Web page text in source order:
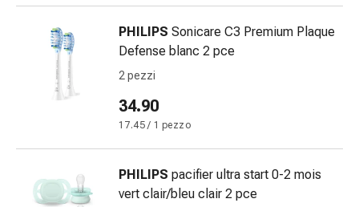
Bach
terapia
gemme
vegetali
Omeopatia
Schüssler
PHILIPS Sonicare C3 Premium Plaque
Defense blanc 2 pce
2 pezzi
34.90
17.45 / 1 pezzo
PHILIPS pacifier ultra start 0-2 mois
vert clair/bleu clair 2 pce